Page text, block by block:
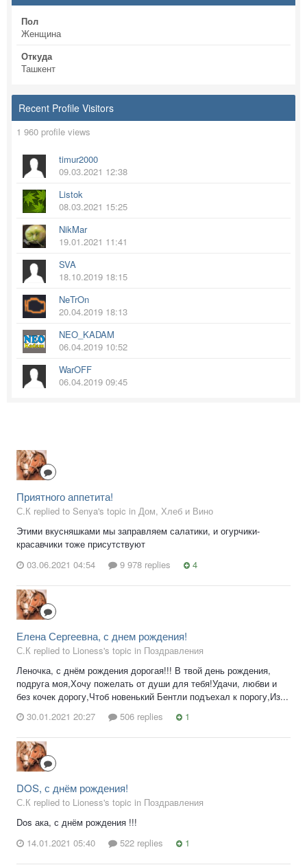
Пол
Женщина
Откуда
Ташкент
Recent Profile Visitors
1 960 profile views
timur2000
09.03.2021 12:38
Listok
08.03.2021 15:25
NikMar
19.01.2021 11:41
SVA
18.10.2019 18:15
NeTrOn
20.04.2019 18:13
NEO_KADAM
06.04.2019 10:52
WarOFF
06.04.2019 09:45
Приятного аппетита!
С.К replied to Senya's topic in Дом, Хлеб и Вино
Этими вкусняшками мы заправляем салатики, и огурчики-
красавчики тоже присутствуют
03.06.2021 04:54
9 978 replies 4
Елена Сергеевна, с днем рождения!
С.К replied to Lioness's topic in Поздравления
Леночка, с днём рождения дорогая!!! В твой день рождения,
подруга моя,Хочу пожелать от души для тебя!Удачи, любви и
без кочек дорогу,Чтоб новенький Бентли подъехал к порогу,Из...
30.01.2021 20:27
506 replies 1
DOS, с днём рождения!
С.К replied to Lioness's topic in Поздравления
Dos ака, с днём рождения !!!
14.01.2021 05:40
522 replies 1